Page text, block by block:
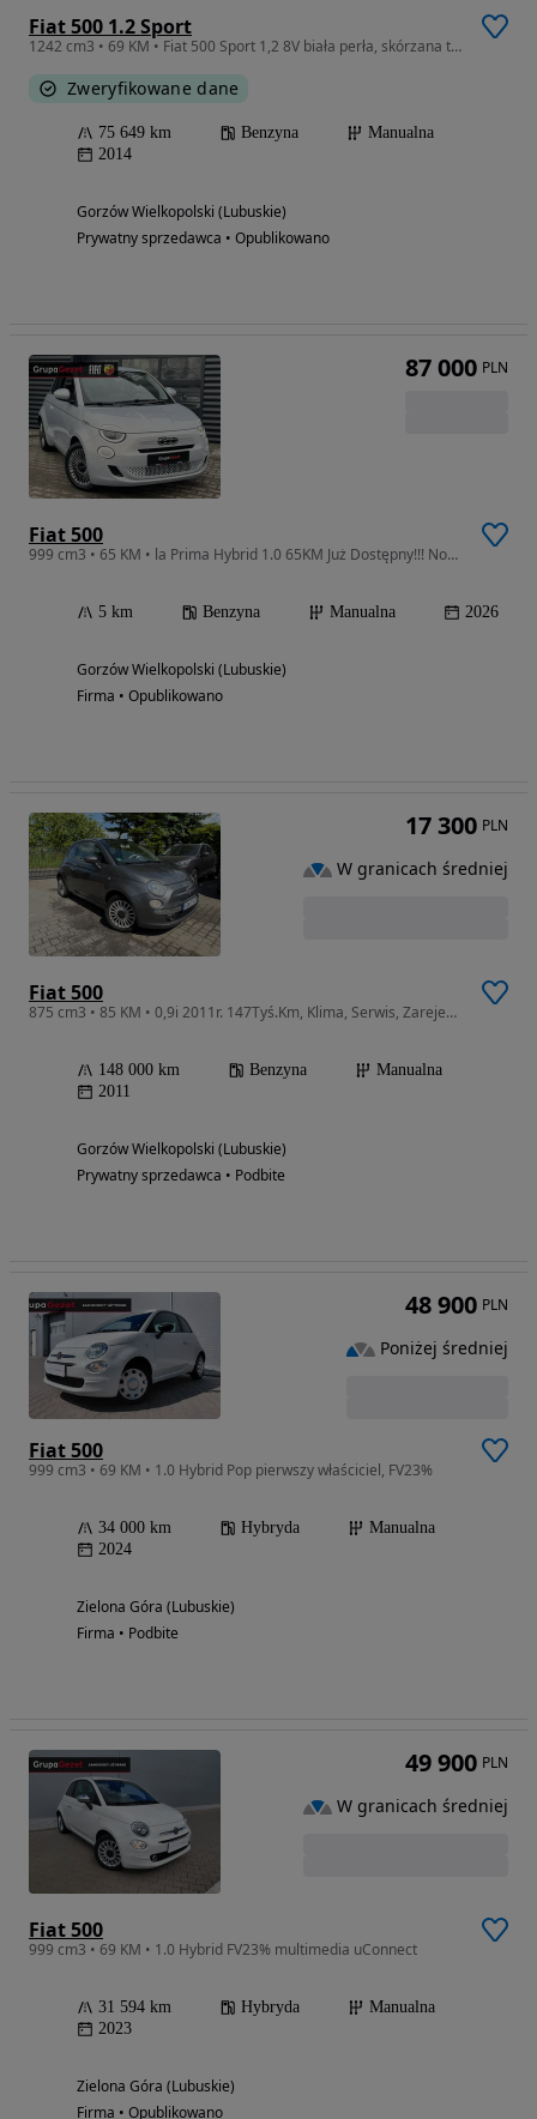
Fiat 500 1.2 Sport
1242 cm3 • 69 KM • Fiat 500 Sport 1,2 8V biała perła, skórzana tapicerka
Zweryfikowane dane
75 649 km Benzyna
Manualna
2014
Gorzów Wielkopolski (Lubuskie)
Prywatny sprzedawca • Opublikowano
Fiat 500
999 cm3 • 65 KM • la Prima Hybrid 1.0 65KM Już Dostępny!!! Nowość
5 km Benzyna Manualna 2026
Gorzów Wielkopolski (Lubuskie)
Firma • Opublikowano
87 000 PLN
Fiat 500
875 cm3 • 85 KM • 0,9i 2011r. 147Tyś.Km, Klima, Serwis, Zarejestrowany w Polsce.
148 000 km Benzyna
Manualna
2011
Gorzów Wielkopolski (Lubuskie)
Prywatny sprzedawca • Podbite
17 300 PLN
W granicach średniej
Fiat 500
999 cm3 • 69 KM • 1.0 Hybrid Pop pierwszy właściciel, FV23%
34 000 km Hybryda
Manualna
2024
Zielona Góra (Lubuskie)
Firma • Podbite
48 900 PLN
Poniżej średniej
Fiat 500
999 cm3 • 69 KM • 1.0 Hybrid FV23% multimedia uConnect
31 594 km Hybryda
Manualna
2023
Zielona Góra (Lubuskie)
Firma • Opublikowano
49 900 PLN
W granicach średniej